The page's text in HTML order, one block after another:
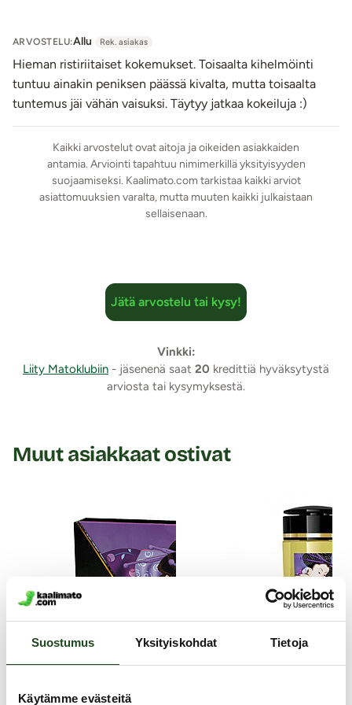
Suostumus Yksityiskohdat Tietoja
Käytämme evästeitä
ARVOSTELU:Allu Rek. asiakas
Hieman ristiriitaiset kokemukset. Toisaalta kihelmöinti
tuntuu ainakin peniksen päässä kivalta, mutta toisaalta
tuntemus jäi vähän vaisuksi. Täytyy jatkaa kokeiluja :)
Kaikki arvostelut ovat aitoja ja oikeiden asiakkaiden
antamia. Arviointi tapahtuu nimimerkillä yksityisyyden
suojaamiseksi. Kaalimato.com tarkistaa kaikki arviot
asiattomuuksien varalta, mutta muuten kaikki julkaistaan
sellaisenaan.
Jätä arvostelu tai kysy!
Vinkki:
Liity Matoklubiin - jäsenenä saat 20 kredittiä hyväksytystä
arviosta tai kysymyksestä.
Muut asiakkaat ostivat